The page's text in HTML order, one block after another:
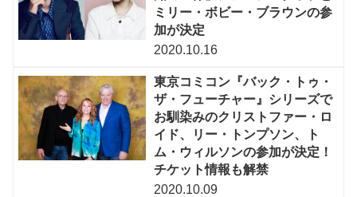
ミリー・ボビー・ブラウンの参
加が決定
2020.10.16
東京コミコン『バック・トゥ・
ザ・フューチャー』シリーズで
お馴染みのクリストファー・ロ
イド、リー・トンプソン、ト
ム・ウィルソンの参加が決定！
チケット情報も解禁
2020.10.09